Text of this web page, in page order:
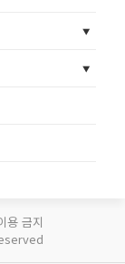
용 금지